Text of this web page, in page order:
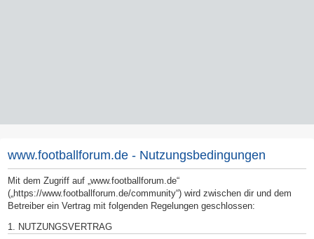
www.footballforum.de - Nutzungsbedingungen
Mit dem Zugriff auf „www.footballforum.de“
(„https://www.footballforum.de/community“) wird zwischen dir und dem
Betreiber ein Vertrag mit folgenden Regelungen geschlossen:
1. NUTZUNGSVERTRAG